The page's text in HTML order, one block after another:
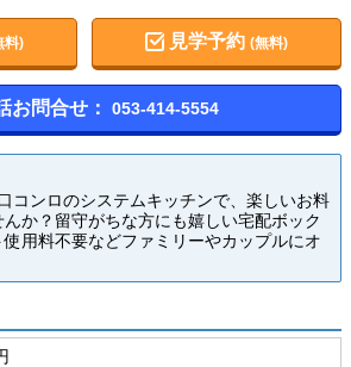
料) 見学予約(無料)
お問合せ： 053-414-5554
コンロのシステムキッチンで、楽しいお料
か？留守がちな方にも嬉しい宅配ボック
用料不要などファミリーやカップルにオ